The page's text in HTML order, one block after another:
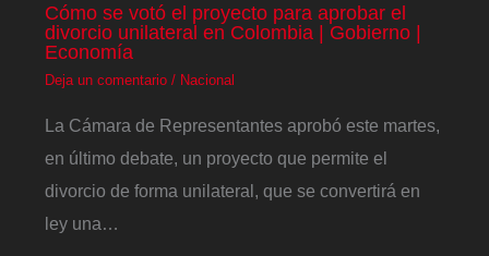
Cómo se votó el proyecto para aprobar el
divorcio unilateral en Colombia | Gobierno |
Economía
Deja un comentario / Nacional
La Cámara de Representantes aprobó este martes,
en último debate, un proyecto que permite el
divorcio de forma unilateral, que se convertirá en
ley una…